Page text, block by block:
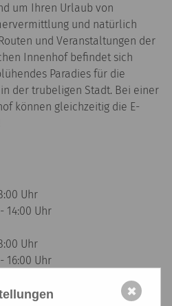
um Ihren Urlaub von
und natürlich
und Veranstaltungen der
Innenhof befindet sich
Paradies für die
der trubeligen Stadt. Bei einer
können gleichzeitig die E-
Uhr
14:00 Uhr
Uhr
16:00 Uhr
Uhr
✖